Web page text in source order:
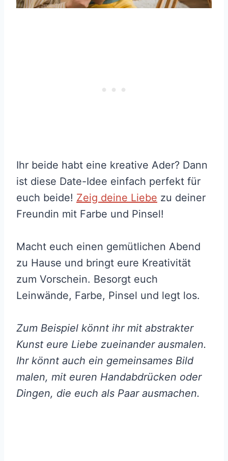
Ihr beide habt eine kreative Ader? Dann
ist diese Date-Idee einfach perfekt für
euch beide! Zeig deine Liebe zu deiner
Freundin mit Farbe und Pinsel!
Macht euch einen gemütlichen Abend
zu Hause und bringt eure Kreativität
zum Vorschein. Besorgt euch
Leinwände, Farbe, Pinsel und legt los.
Zum Beispiel könnt ihr mit abstrakter
Kunst eure Liebe zueinander ausmalen.
Ihr könnt auch ein gemeinsames Bild
malen, mit euren Handabdrücken oder
Dingen, die euch als Paar ausmachen.